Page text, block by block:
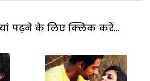
पढ़ने के लिए क्लिक करें...